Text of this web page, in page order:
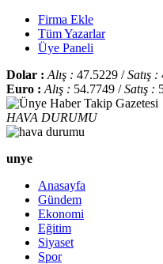
Firma Ekle
Tüm Yazarlar
Üye Paneli
Dolar : Alış : 47.5229 /Satış :
Euro : Alış : 54.7749 /Satış :
HAVA DURUMU
unye
Anasayfa
Gündem
Ekonomi
Eğitim
Siyaset
Spor